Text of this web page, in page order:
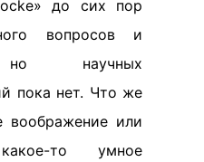
до сих пор
вопросов и
но научных
пока нет. Что же
или
то умное